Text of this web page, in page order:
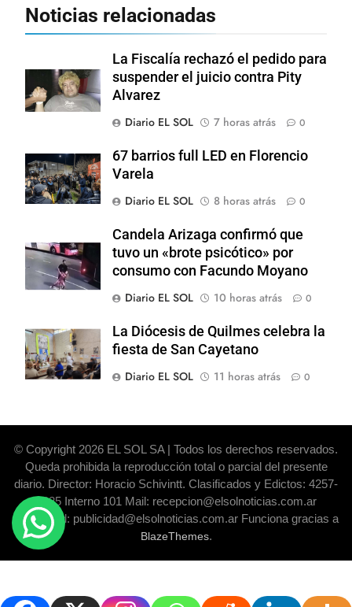
Noticias relacionadas
La Fiscalía rechazó el pedido para
suspender el juicio contra Pity
Alvarez
Diario EL SOL
7 horas atrás 0
67 barrios full LED en Florencio
Varela
Diario EL SOL
8 horas atrás 0
Candela Arizaga confirmó que
tuvo un «brote psicótico» por
consumo con Facundo Moyano
Diario EL SOL
10 horas atrás 0
La Diócesis de Quilmes celebra la
fiesta de San Cayetano
Diario EL SOL
11 horas atrás 0
© Copyright 2026 EL SOL SA | Todos los derechos reservados.
Queda prohibida la reproducción total o parcial del presente
diario. Director: Horacio Schivintt. Clasificados y Edictos: 4257-
6325 Interno 101 Mail: recepcion@elsolnoticias.com.ar
Publicidad: publicidad@elsolnoticias.com.ar Funciona gracias a
BlazeThemes.